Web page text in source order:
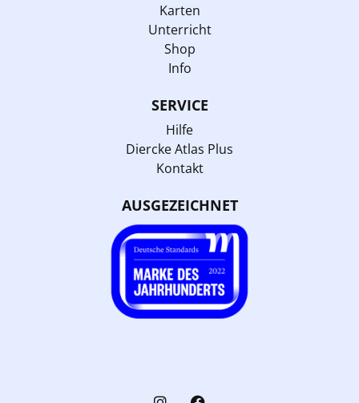
Karten
Unterricht
Shop
Info
SERVICE
Hilfe
Diercke Atlas Plus
Kontakt
AUSGEZEICHNET